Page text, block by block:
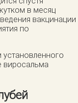
в месяц
вакцинации
по
установленного
виросальма